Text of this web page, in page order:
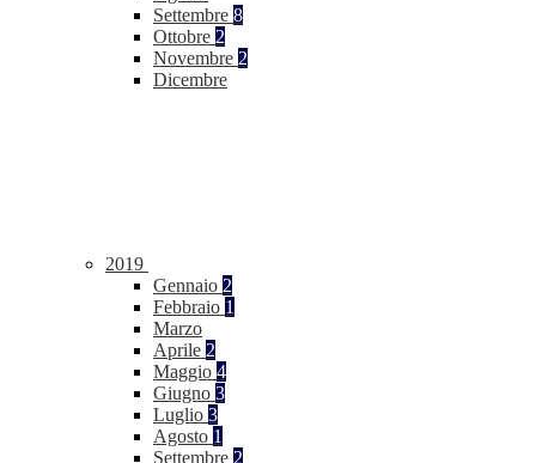
Settembre 8
Ottobre 2
Novembre 2
Dicembre
2019
Gennaio 2
Febbraio 1
Marzo
Aprile 2
Maggio 4
Giugno 3
Luglio 3
Agosto 1
Settembre 2